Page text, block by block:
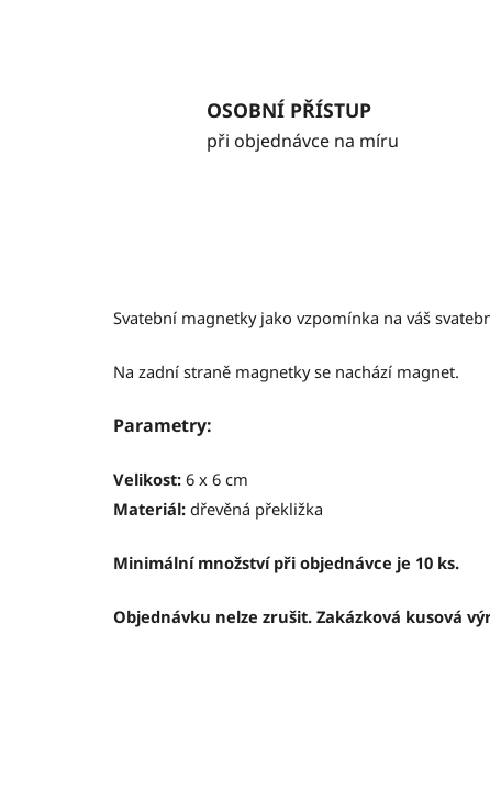
OSOBNÍ PŘÍSTUP
při objednávce na míru
Svatební magnetky jako vzpomínka na váš
Na zadní straně magnetky se nachází magnet.
Parametry:
Velikost: 6 x 6 cm
Materiál: dřevěná překližka
Minimální množství při objednávce je 10 ks.
Objednávku nelze zrušit. Zakázková kusová